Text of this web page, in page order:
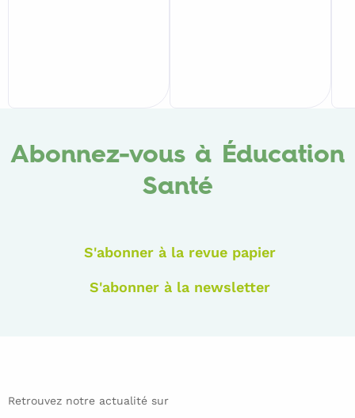
Abonnez-vous à Éducation
Santé
S'abonner à la revue papier
S'abonner à la newsletter
Retrouvez notre actualité sur